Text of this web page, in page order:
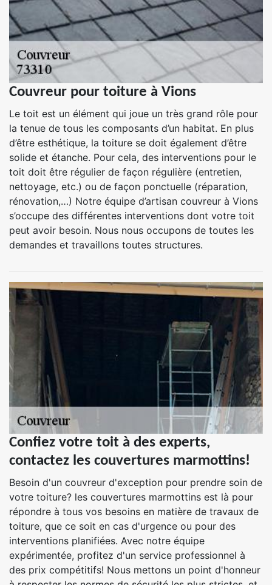
Couvreur pour toiture à Vions
Le toit est un élément qui joue un très grand rôle pour
la tenue de tous les composants d’un habitat. En plus
d’être esthétique, la toiture se doit également d’être
solide et étanche. Pour cela, des interventions pour le
toit doit être régulier de façon régulière (entretien,
nettoyage, etc.) ou de façon ponctuelle (réparation,
rénovation,…) Notre équipe d’artisan couvreur à Vions
s’occupe des différentes interventions dont votre toit
peut avoir besoin. Nous nous occupons de toutes les
demandes et travaillons toutes structures.
Confiez votre toit à des experts,
contactez les couvertures marmottins!
Besoin d'un couvreur d'exception pour prendre soin de
votre toiture? les couvertures marmottins est là pour
répondre à tous vos besoins en matière de travaux de
toiture, que ce soit en cas d'urgence ou pour des
interventions planifiées. Avec notre équipe
expérimentée, profitez d'un service professionnel à
des prix compétitifs! Nous mettons un point d'honneur